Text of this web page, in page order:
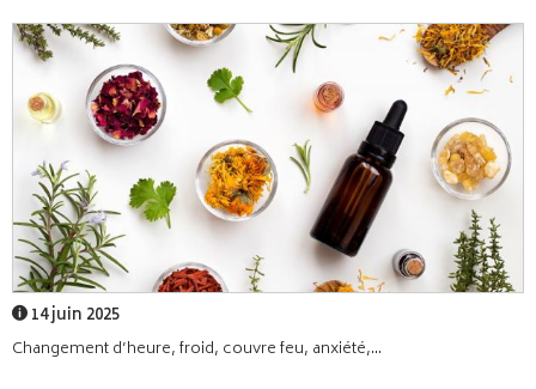
14 juin 2025
Changement d’heure, froid, couvre feu, anxiété,...